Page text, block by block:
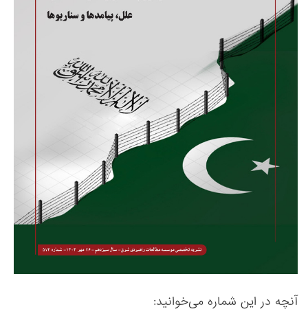
آنچه در این شماره می‌خوانید: